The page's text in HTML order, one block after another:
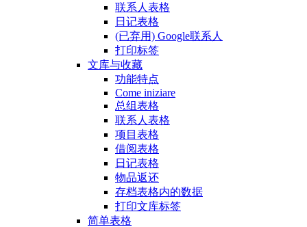
联系人表格
日记表格
(已弃用) Google联系人
打印标签
文库与收藏
功能特点
Come iniziare
总组表格
联系人表格
项目表格
借阅表格
日记表格
物品返还
存档表格内的数据
打印文库标签
简单表格